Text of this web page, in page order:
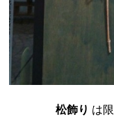
松飾り は